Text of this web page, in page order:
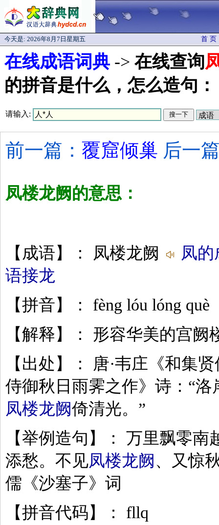
今天是: 2026年8月7日星期五 首 页
在线成语词典 -> 在线查询
的拼音是什么，怎么造句：
请输入:
前一篇： 覆窟倾巢 后一
凤楼龙阙的意思：
【成语】： 凤楼龙阙
凤
语接龙
【拼音】： fèng lóu lóng què
【解释】： 形容华美的宫阙
【出处】： 唐·韦庄《和集
侍御秋日雨霁之作》诗：“洛
凤楼龙阙倚清光。”
【举例造句】： 万里飘零南
添愁。不见凤楼龙阙 、又惊
儒《沙塞子》词
【拼音代码】： fllq